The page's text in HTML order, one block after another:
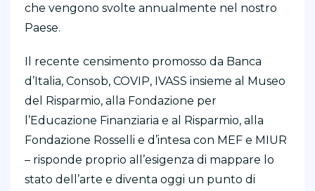
che vengono svolte annualmente nel nostro
Paese.
Il recente censimento promosso da Banca
d’Italia, Consob, COVIP, IVASS insieme al Museo
del Risparmio, alla Fondazione per
l’Educazione Finanziaria e al Risparmio, alla
Fondazione Rosselli e d’intesa con MEF e MIUR
– risponde proprio all’esigenza di mappare lo
stato dell’arte e diventa oggi un punto di